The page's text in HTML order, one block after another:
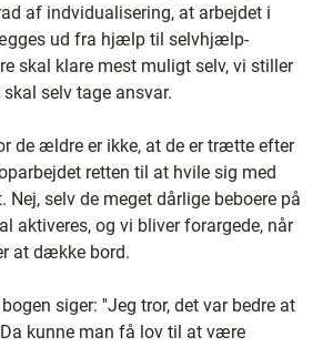
af indvidualisering, at arbejdet i
ud fra hjælp til selvhjælp-
skal klare mest muligt selv, vi stiller
selv tage ansvar.
de ældre er ikke, at de er trætte efter
retten til at hvile sig med
selv de meget dårlige beboere på
aktiveres, og vi bliver forargede, når
at dække bord.
siger: ''Jeg tror, det var bedre at
kunne man få lov til at være